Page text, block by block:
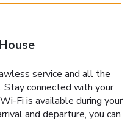
service and all the
Stay connected with your
Fi is available during your
and departure, you can